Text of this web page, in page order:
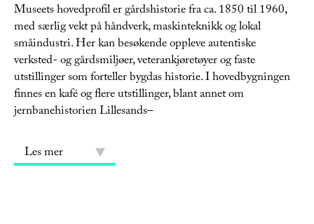
Museets hovedprofil er gårdshistorie fra ca. 1850 til 1960,
med særlig vekt på håndverk, maskinteknikk og lokal
småindustri. Her kan besøkende oppleve autentiske
verksted- og gårdsmiljøer, veterankjøretøyer og faste
utstillinger som forteller bygdas historie. I hovedbygningen
finnes en kafé og flere utstillinger, blant annet om
jernbanehistorienLillesands–
Les mer